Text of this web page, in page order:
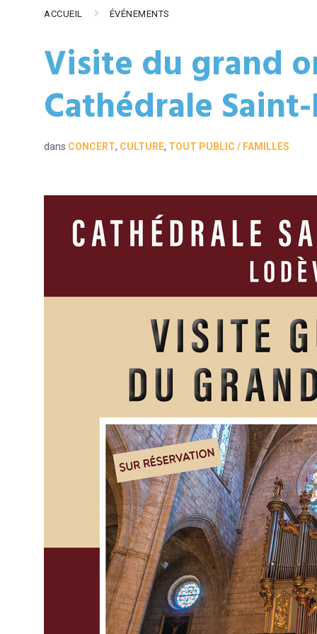
ACCUEIL ÉVÉNEMENTS
Visite du grand
Cathédrale
dans CONCERT, CULTURE, TOUT PUBLIC / FAMILLES